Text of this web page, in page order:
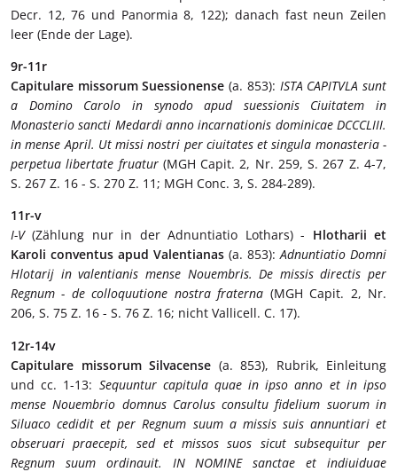
Decr. 12, 76 und Panormia 8, 122); danach fast neun Zeilen
leer (Ende der Lage).
9r-11r
Capitulare missorum Suessionense (a. 853): ISTA CAPITVLA sunt
a Domino Carolo in synodo apud suessionis Ciuitatem in
Monasterio sancti Medardi anno incarnationis dominicae DCCCLIII.
in mense April. Ut missi nostri per ciuitates et singula monasteria -
perpetua libertate fruatur(MGH Capit. 2, Nr. 259, S. 267 Z. 4-7,
S. 267 Z. 16 - S. 270 Z. 11; MGH Conc. 3, S. 284-289).
11r-v
I-V(Zählung nur in der Adnuntiatio Lothars) - Hlotharii et
Karoli conventus apud Valentianas (a. 853):Adnuntiatio Domni
Hlotarij in valentianis mense Nouembris. De missis directis per
Regnum - de colloquutione nostra fraterna (MGH Capit. 2, Nr.
206, S. 75 Z. 16 - S. 76 Z. 16; nicht Vallicell. C. 17).
12r-14v
Capitulare missorum Silvacense (a. 853), Rubrik, Einleitung
und cc. 1-13: Sequuntur capitula quae in ipso anno et in ipso
mense Nouembrio domnus Carolus consultu fidelium suorum in
Siluaco cedidit et per Regnum suum a missis suis annuntiari et
obseruari praecepit, sed et missos suos sicut subsequitur per
Regnum suum ordinauit. IN NOMINE sanctae et indiuiduae